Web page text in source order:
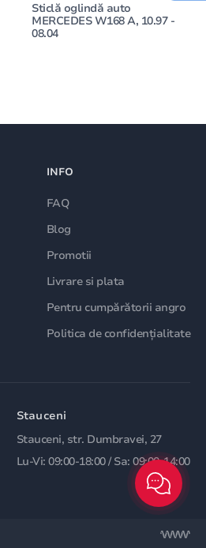
Sticlă oglindă auto
MERCEDES W168 A, 10.97 -
08.04
INFO
FAQ
Blog
Promotii
Livrare si plata
Pentru cumpărătorii angro
Politica de confidențialitate
Stauceni
Stauceni, str. Dumbravei, 27
Lu-Vi: 09:00-18:00 / Sa: 09:00-14:00